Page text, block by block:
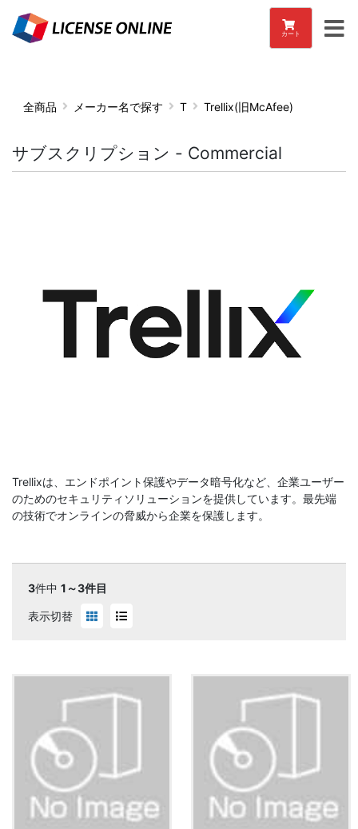
カート
全商品 メーカー名で探す T Trellix(旧McAfee)
サブスクリプション - Commercial
Trellixは、エンドポイント保護やデータ暗号化など、企業ユーザー
のためのセキュリティソリューションを提供しています。最先端
の技術でオンラインの脅威から企業を保護します。
3件中 1～3件目
表示切替